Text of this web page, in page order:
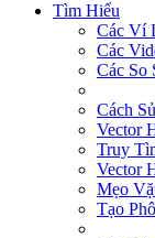
Tìm Hiểu
Các Ví
Các
Các So
Cách
Vector
Truy
Vector
Mẹo
Tạo